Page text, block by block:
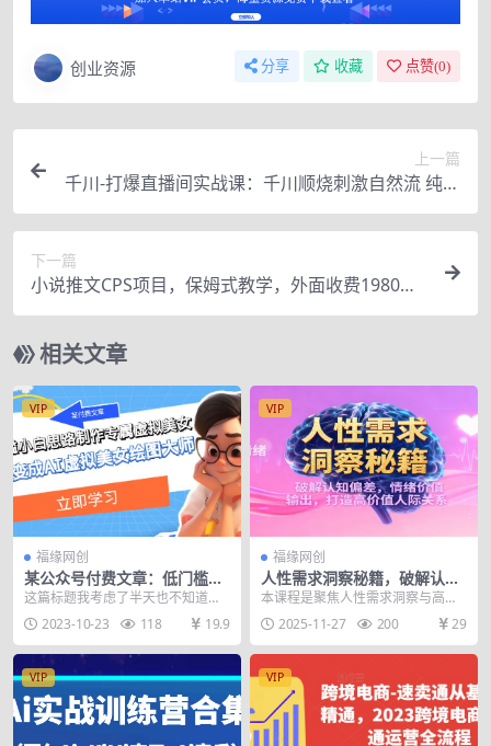
创业资源 分享 收藏 点赞(0)
上一篇
千川-打爆直播间实战课：千川顺烧刺激自然流 纯付
费直播间千川如何保赚不赔
下一篇
小说推文CPS项目，保姆式教学，外面收费1980，
亲测日入2000+
相关文章
VIP
福缘网创
某公众号付费文章：低门槛小
白思路制作专属虚拟美女 让你
变成AI虚拟美女绘图大师
这篇标题我考虑了半天也不知道怎
么写，因为这个技术方法用途很
高，我先用简单的描述一...
2023-10-23 118 19.9
VIP
福缘网创
人性需求洞察秘籍，破解认知
偏差，情绪价值输出，打造高
价值人际关系
本课程是聚焦人性需求洞察与高价
值人际关系构建的深度课程，从人
性哲学层面解析价值的...
2025-11-27 200 29
VIP VIP